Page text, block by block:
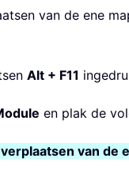
van de ene
Alt + F11
en plak de
van de